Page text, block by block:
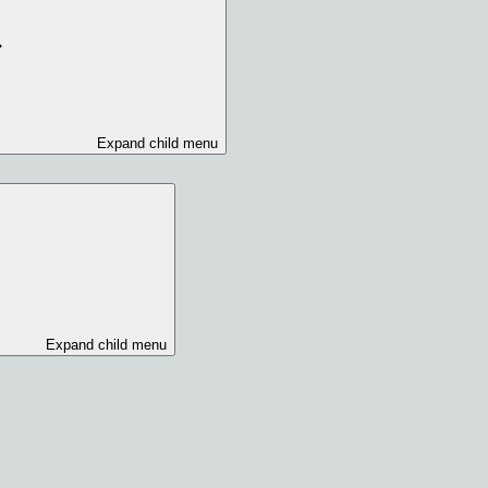
Expand child menu
Expand child menu